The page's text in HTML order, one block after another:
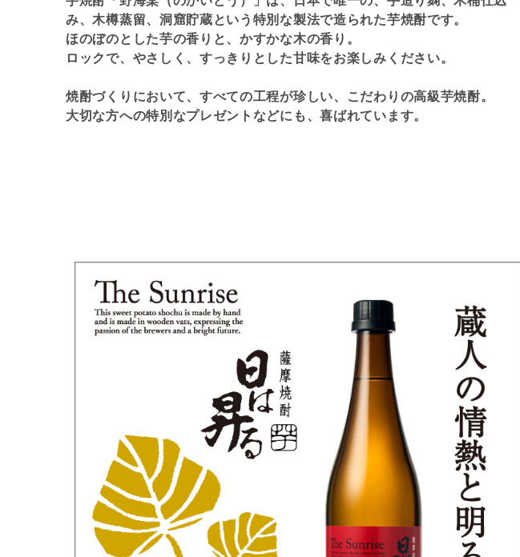
み、木樽蒸留、洞窟貯蔵という特別な製法で造られた芋焼酎です。
ほのぼのとした芋の香りと、かすかな木の香り。
ロックで、やさしく、すっきりとした甘味をお楽しみください。
焼酎づくりにおいて、すべての工程が珍しい、こだわりの高級芋焼酎。
大切な方への特別なプレゼントなどにも、喜ばれています。